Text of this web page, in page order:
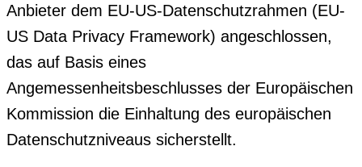
Anbieter dem EU-US-Datenschutzrahmen (EU-
US Data Privacy Framework) angeschlossen,
das auf Basis eines
Angemessenheitsbeschlusses der Europäischen
Kommission die Einhaltung des europäischen
Datenschutzniveaus sicherstellt.